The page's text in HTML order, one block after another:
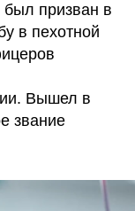
призван в
в пехотной
Вышел в
звание